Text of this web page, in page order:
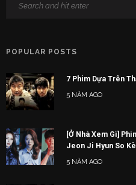
POPULAR POSTS
7 Phim Dựa Trên
5 NĂM AGO
[Ở Nhà Xem Gì]
Jeon Ji Hyun So
5 NĂM AGO